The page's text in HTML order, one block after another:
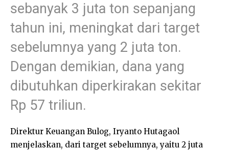
sebanyak 3 juta ton sepanjang
tahun ini, meningkat dari target
sebelumnya yang 2 juta ton.
Dengan demikian, dana yang
dibutuhkan diperkirakan sekitar
Rp 57 triliun.
Direktur Keuangan Bulog, Iryanto Hutagaol
menjelaskan, dari target sebelumnya, yaitu 2 juta